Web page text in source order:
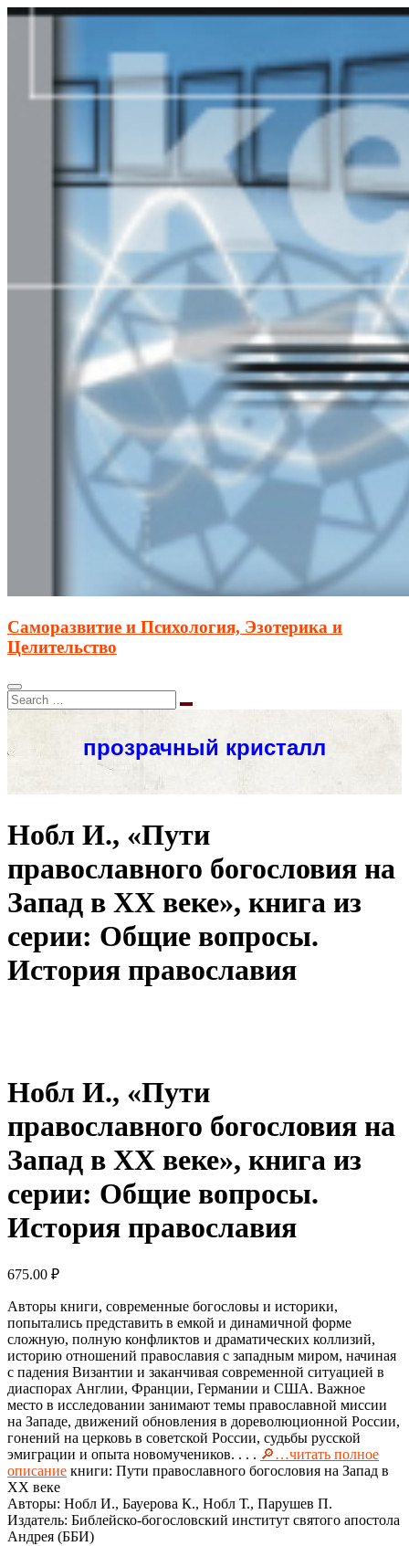
Саморазвитие и Психология, Эзотерика и
Целительство
Нобл И., «Пути
православного богословия на
Запад в ХХ веке», книга из
серии: Общие вопросы.
История православия
Нобл И., «Пути
православного богословия на
Запад в ХХ веке», книга из
серии: Общие вопросы.
История православия
675.00 ₽
Авторы книги, современные богословы и историки,
попытались представить в емкой и динамичной форме
сложную, полную конфликтов и драматических коллизий,
историю отношений православия с западным миром, начиная
с падения Византии и заканчивая современной ситуацией в
диаспорах Англии, Франции, Германии и США. Важное
место в исследовании занимают темы православной миссии
на Западе, движений обновления в дореволюционной России,
гонений на церковь в советской России, судьбы русской
эмиграции и опыта новомучеников. . . . 🔎…читать полное
описание книги: Пути православного богословия на Запад в
ХХ веке
Авторы: Нобл И., Бауерова К., Нобл Т., Парушев П.
Издатель: Библейско-богословский институт святого апостола
Андрея (ББИ)